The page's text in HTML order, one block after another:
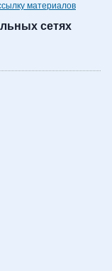
материалов
сетях